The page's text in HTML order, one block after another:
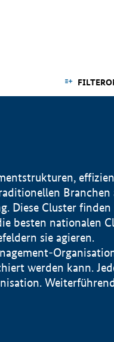
Branchen
Diese Cluster
besten nationalen
sie agieren.
werden kann.